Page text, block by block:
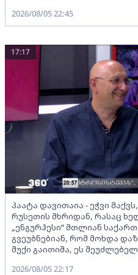
2026/08/05 22:45
პაატა დავითაია - ეჭვი
რუსეთის მხრიდან, რასაც
„ენგურჰესი“ მთლიან
გვეუბნებიან, რომ მოხდა
შუქი გაითიშა, ეს
17:17
2026/08/05 22:17